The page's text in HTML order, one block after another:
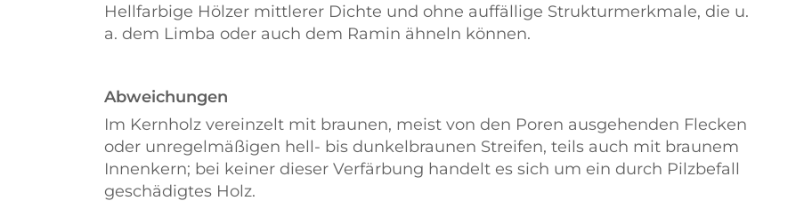
Hellfarbige Hölzer mittlerer Dichte und ohne auffällige Strukturmerkmale, die u.
a. dem Limba oder auch dem Ramin ähneln können.
Abweichungen
Im Kernholz vereinzelt mit braunen, meist von den Poren ausgehenden Flecken
oder unregelmäßigen hell- bis dunkelbraunen Streifen, teils auch mit braunem
Innenkern; bei keiner dieser Verfärbung handelt es sich um ein durch Pilzbefall
geschädigtes Holz.